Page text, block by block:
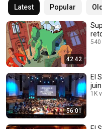
Latest Popular
42:42
540
56:01
El
1K